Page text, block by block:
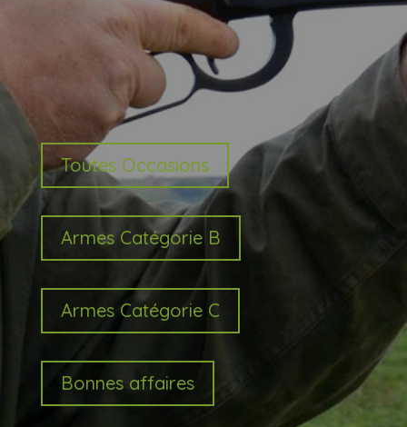
Toutes Occasions
Armes Catégorie B
Armes Catégorie C
Bonnes affaires